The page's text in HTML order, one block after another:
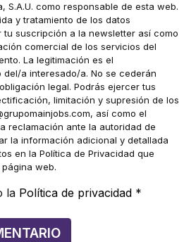
S.A.U. como responsable de esta web.
y tratamiento de los datos
tu suscripción a la newsletter así como
comercial de los servicios del
La legitimación es el
a interesado/a. No se cederán
legal. Podrás ejercer tus
limitación y supresión de los
, así como el
reclamación ante la autoridad de
la información adicional y detallada
en la Política de Privacidad que
web.
la Política de privacidad *